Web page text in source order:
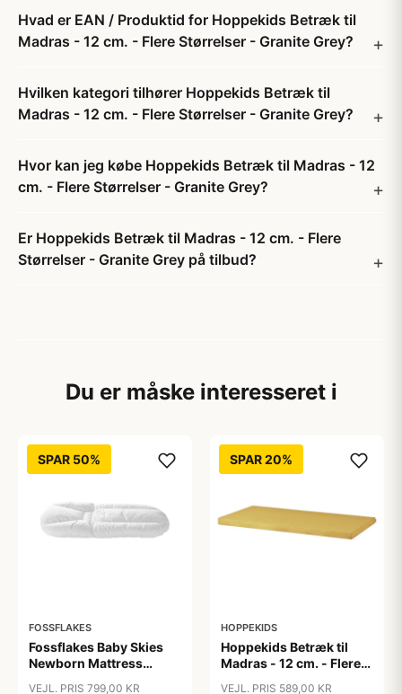
Hvad er EAN / Produktid for Hoppekids Betræk til
Madras - 12 cm. - Flere Størrelser - Granite Grey?
Hvilken kategori tilhører Hoppekids Betræk til
Madras - 12 cm. - Flere Størrelser - Granite Grey?
Hvor kan jeg købe Hoppekids Betræk til Madras - 12
cm. - Flere Størrelser - Granite Grey?
Er Hoppekids Betræk til Madras - 12 cm. - Flere
Størrelser - Granite Grey på tilbud?
Du er måske interesseret i
SPAR 50%
FOSSFLAKES
Fossflakes Baby Skies
Newborn Mattress
VEJL. PRIS 799,00 KR
SPAR 20%
HOPPEKIDS
Hoppekids Betræk til
Madras - 12 cm. - Flere
VEJL. PRIS 589,00 KR